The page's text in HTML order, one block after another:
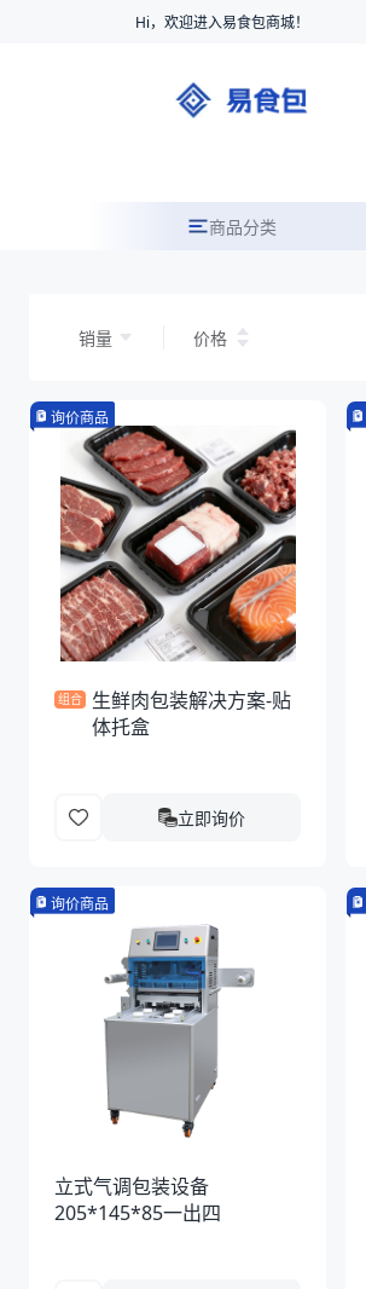
Hi，欢迎进入易食包商城！
商品分类
销量 价格
询价商品
组合 生鲜肉包装解决方案-贴
体托盒
立即询价
询价商品
立式气调包装设备
205*145*85一出四